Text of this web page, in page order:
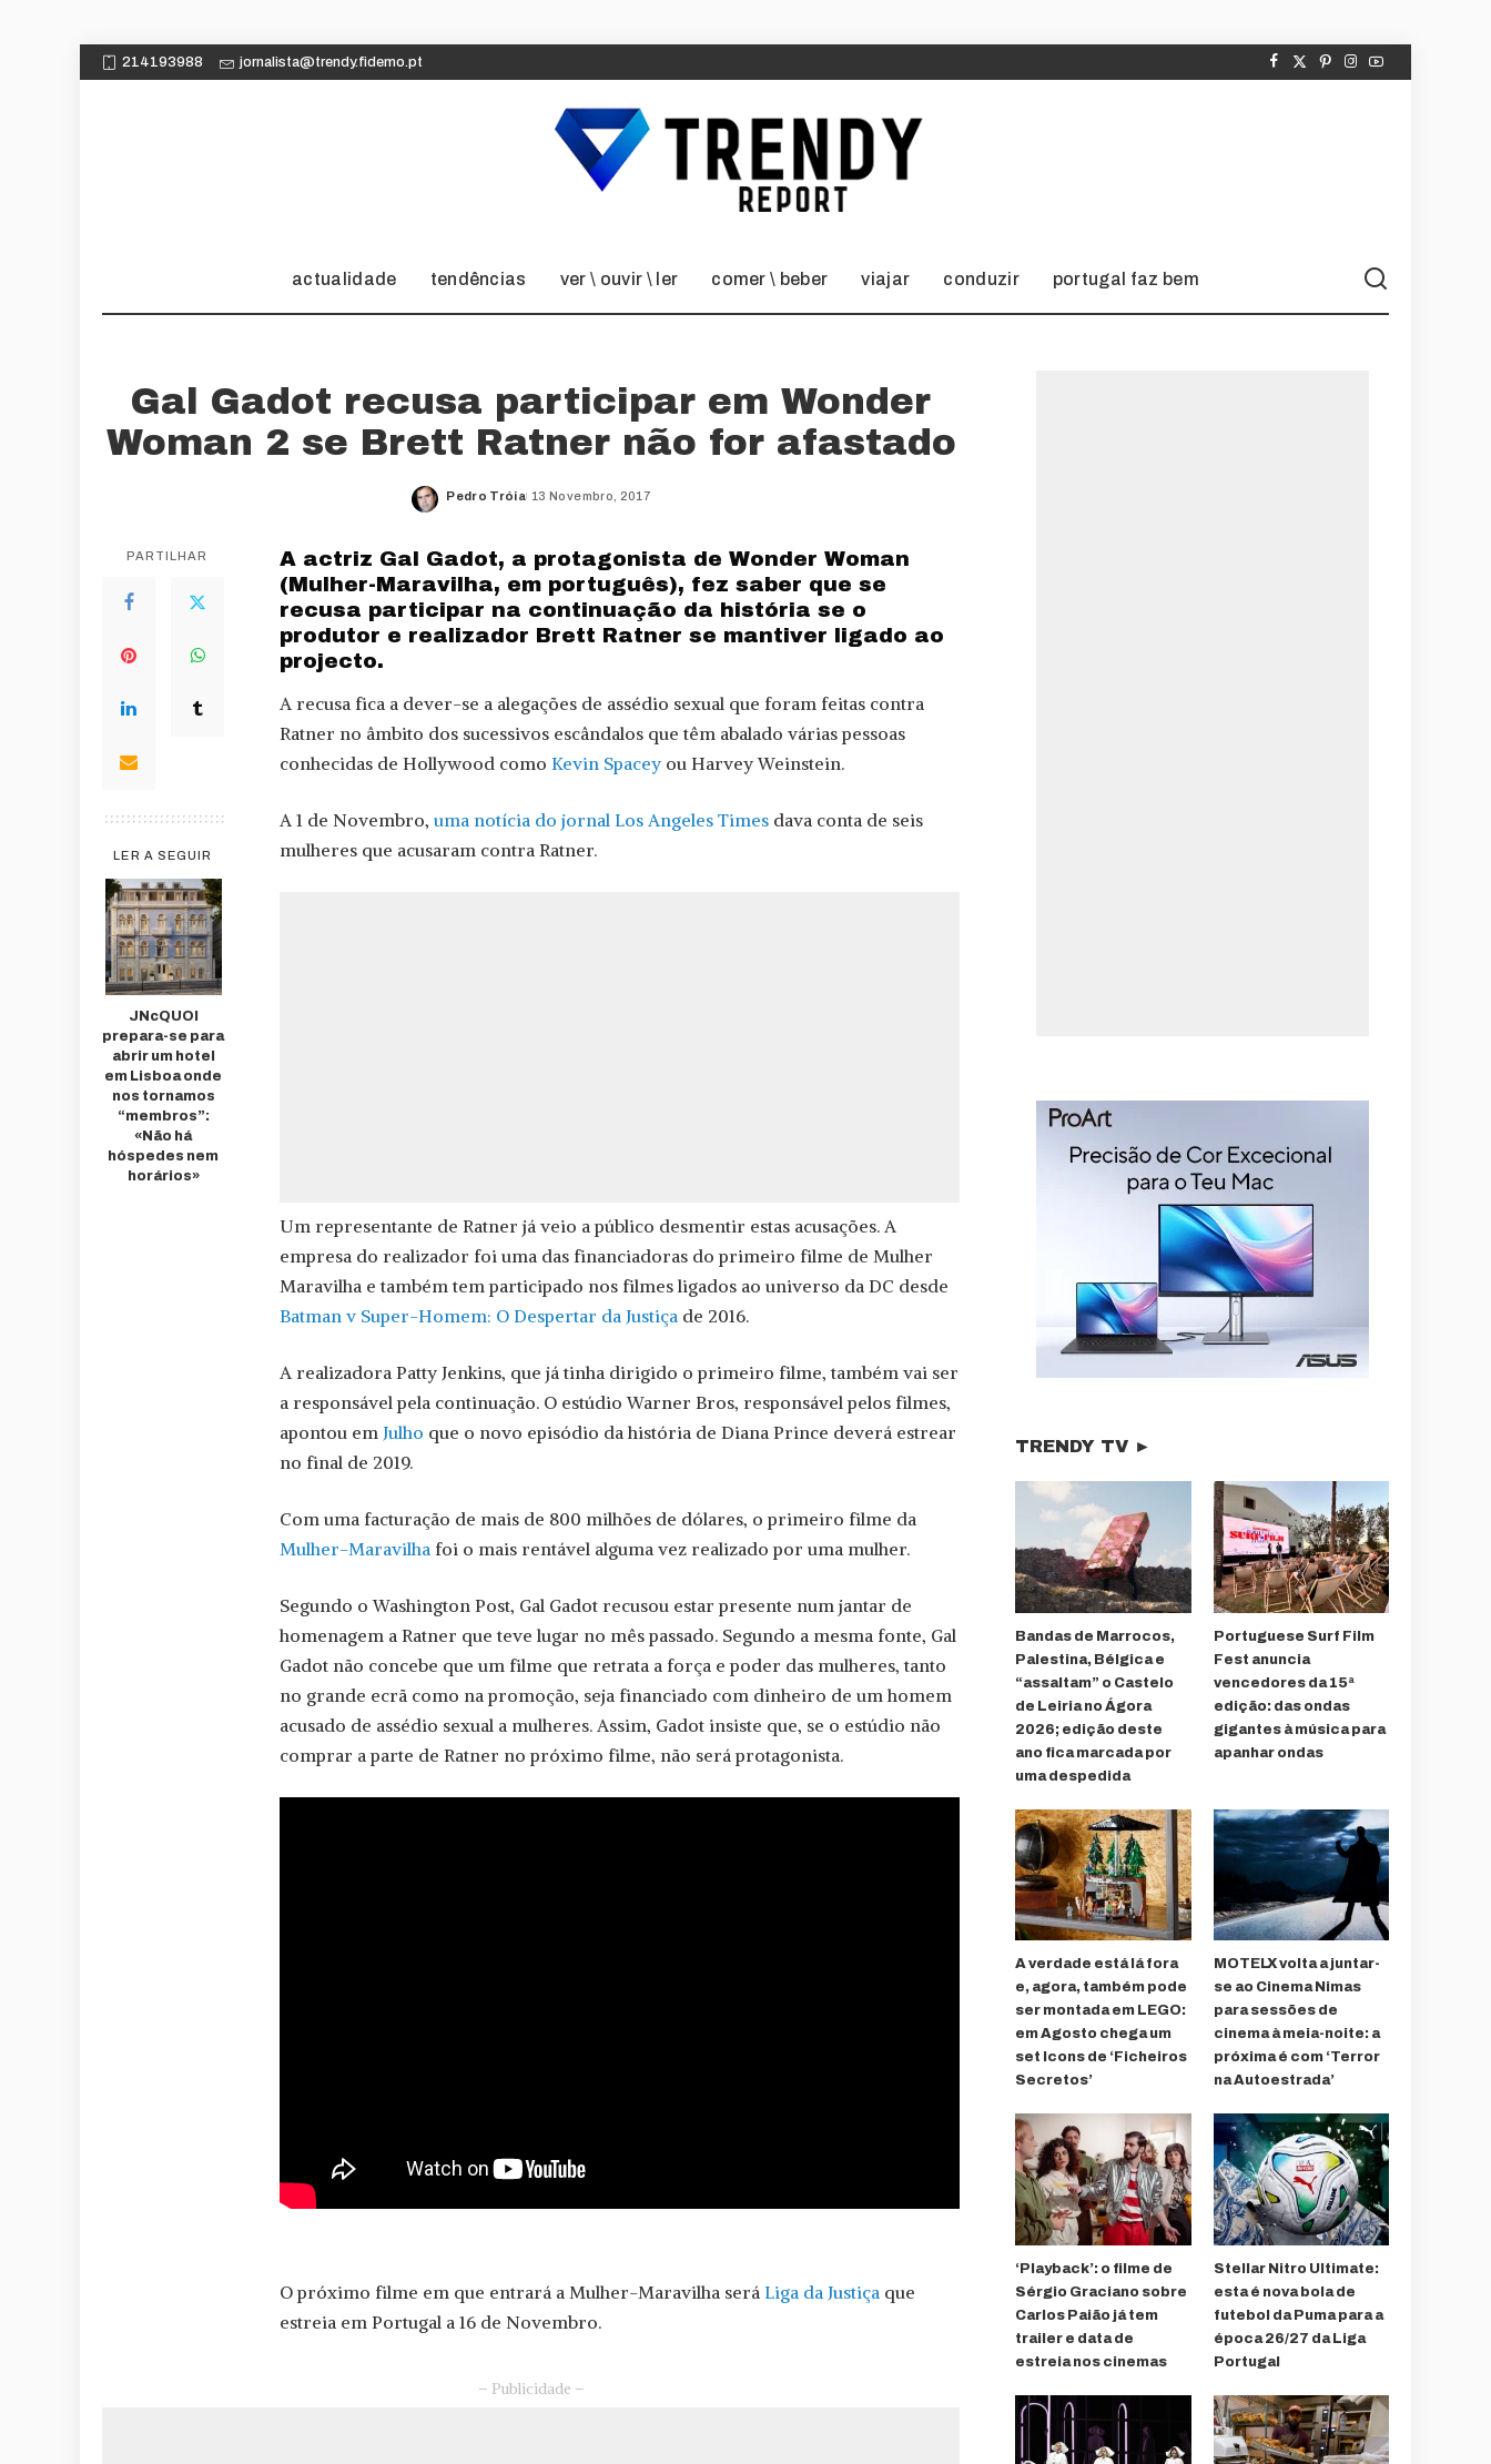
214193988 jornalista@trendy.fidemo.pt
actualidade tendências ver \ ouvir \ ler comer \ beber viajar conduzir portugal faz bem
Gal Gadot recusa participar em Wonder
Woman 2 se Brett Ratner não for afastado
Posted
Pedro Tróia 13 Novembro, 2017
PARTILHAR
LER A SEGUIR
JNcQUOI
prepara-se para
abrir um hotel
em Lisboa onde
nos tornamos
“membros”:
«Não há
hóspedes nem
horários»
A actriz Gal Gadot, a protagonista de Wonder Woman
(Mulher-Maravilha, em português), fez saber que se
recusa participar na continuação da história se o
produtor e realizador Brett Ratner se mantiver ligado ao
projecto.
A recusa fica a dever-se a alegações de assédio sexual que foram feitas contra
Ratner no âmbito dos sucessivos escândalos que têm abalado várias pessoas
conhecidas de Hollywood como Kevin Spacey ou Harvey Weinstein.
A 1 de Novembro, uma notícia do jornal Los Angeles Times dava conta de seis
mulheres que acusaram contra Ratner.
Um representante de Ratner já veio a público desmentir estas acusações. A
empresa do realizador foi uma das financiadoras do primeiro filme de Mulher
Maravilha e também tem participado nos filmes ligados ao universo da DC desde
Batman v Super-Homem: O Despertar da Justiça de 2016.
A realizadora Patty Jenkins, que já tinha dirigido o primeiro filme, também vai ser
a responsável pela continuação. O estúdio Warner Bros, responsável pelos filmes,
apontou em Julho que o novo episódio da história de Diana Prince deverá estrear
no final de 2019.
Com uma facturação de mais de 800 milhões de dólares, o primeiro filme da
Mulher-Maravilha foi o mais rentável alguma vez realizado por uma mulher.
Segundo o Washington Post, Gal Gadot recusou estar presente num jantar de
homenagem a Ratner que teve lugar no mês passado. Segundo a mesma fonte, Gal
Gadot não concebe que um filme que retrata a força e poder das mulheres, tanto
no grande ecrã como na promoção, seja financiado com dinheiro de um homem
acusado de assédio sexual a mulheres. Assim, Gadot insiste que, se o estúdio não
comprar a parte de Ratner no próximo filme, não será protagonista.
O próximo filme em que entrará a Mulher-Maravilha será Liga da Justiça que
estreia em Portugal a 16 de Novembro.
– Publicidade –
TRENDY TV ►
Bandas de Marrocos,
Palestina, Bélgica e
“assaltam” o Castelo
de Leiria no Ágora
2026; edição deste
ano fica marcada por
uma despedida
Portuguese Surf Film
Fest anuncia
vencedores da 15ª
edição: das ondas
gigantes à música para
apanhar ondas
A verdade está lá fora
e, agora, também pode
ser montada em LEGO:
em Agosto chega um
set Icons de ‘Ficheiros
Secretos’
MOTELX volta a juntar-
se ao Cinema Nimas
para sessões de
cinema à meia-noite: a
próxima é com ‘Terror
na Autoestrada’
‘Playback’: o filme de
Sérgio Graciano sobre
Carlos Paião já tem
trailer e data de
estreia nos cinemas
Stellar Nitro Ultimate:
esta é nova bola de
futebol da Puma para a
época 26/27 da Liga
Portugal